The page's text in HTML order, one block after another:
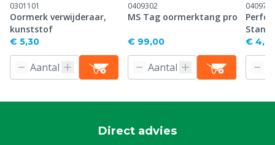
0301101
Oormerk verwijderaar,
kunststof
€ 5,30
0409302
MS Tag oormerktang pro
€ 99,00
0409716
€ 4,61
Direct advies